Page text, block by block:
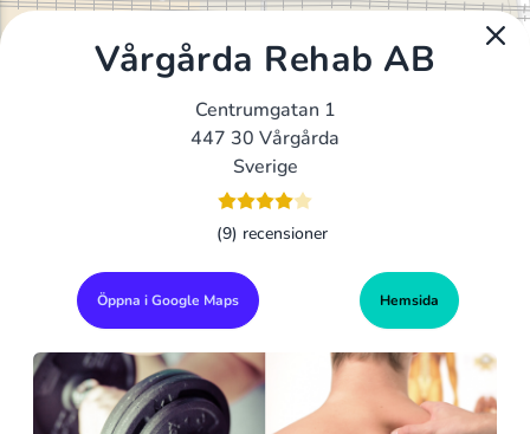
Vårgårda Rehab AB
Centrumgatan 1
447 30 Vårgårda
Sverige
(9) recensioner
Öppna i Google Maps Hemsida
Alla Gym I Sverige Sveriges Ledande Gymkedjor